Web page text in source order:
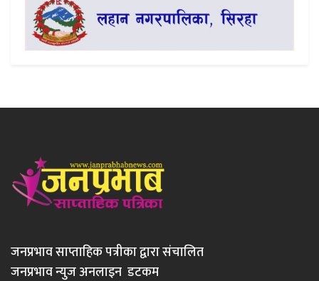
जनप्रभाव साप्ताहिक पत्रीका द्वारा संचालित
जनप्रभाव न्युज अनलाइन डटकम